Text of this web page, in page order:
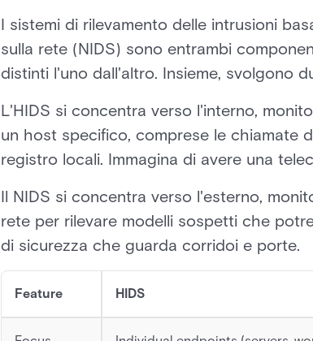
I sistemi di rilevamento delle intrusioni
sulla rete (NIDS) sono entrambi
distinti l'uno dall'altro. Insieme, svolgono
L'HIDS si concentra verso l'interno,
un host specifico, comprese le chiamate
registro locali. Immagina di avere una
Il NIDS si concentra verso l'esterno,
rete per rilevare modelli sospetti che
di sicurezza che guarda corridoi e porte.
Feature HIDS